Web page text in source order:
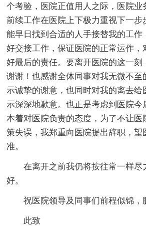
个考验，医院正值用人之际，医院业
前续工作在医院上下极力重视下一步
能早日找到合适的人手接替我的工作
好交接工作，保证医院的正常运作，
好最后的责任。要离开医院的这一刻
谢谢！也感谢全体同事对我无微不至
示诚挚的谢意，也同时对我的离去给
示深深地歉意。也正是考虑到医院今
本着对医院负责的态度，为了不让医
策失误，我郑重向医院提出辞职，望
准。
在离开之前我仍将按往常一样尽
好。
祝医院领导及同事们前程似锦，
此致